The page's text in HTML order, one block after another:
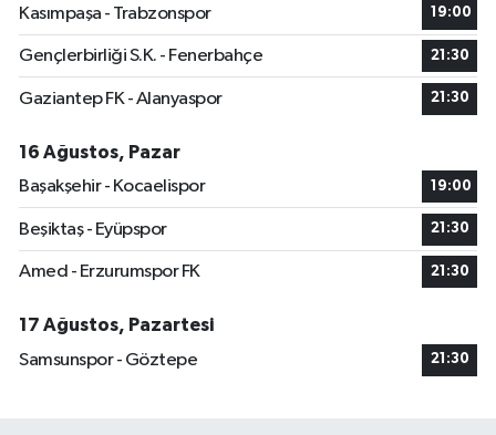
Kasımpaşa - Trabzonspor 19:00
Gençlerbirliği S.K. - Fenerbahçe 21:30
Gaziantep FK - Alanyaspor 21:30
16 Ağustos, Pazar
Başakşehir - Kocaelispor
19:00
Beşiktaş - Eyüpspor 21:30
Amed - Erzurumspor FK 21:30
17 Ağustos, Pazartesi
Samsunspor - Göztepe
21:30